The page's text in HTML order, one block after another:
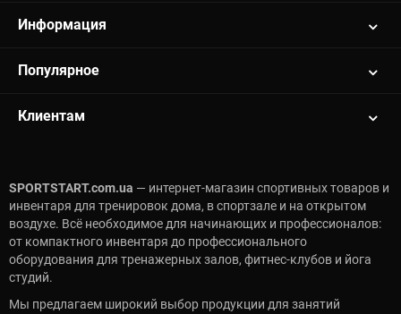
Информация
Популярное
Клиентам
SPORTSTART.com.ua — интернет-магазин спортивных товаров и
инвентаря для тренировок дома, в спортзале и на открытом
воздухе. Всё необходимое для начинающих и профессионалов:
от компактного инвентаря до профессионального
оборудования для тренажерных залов, фитнес-клубов и йога
студий.
Мы предлагаем широкий выбор продукции для занятий